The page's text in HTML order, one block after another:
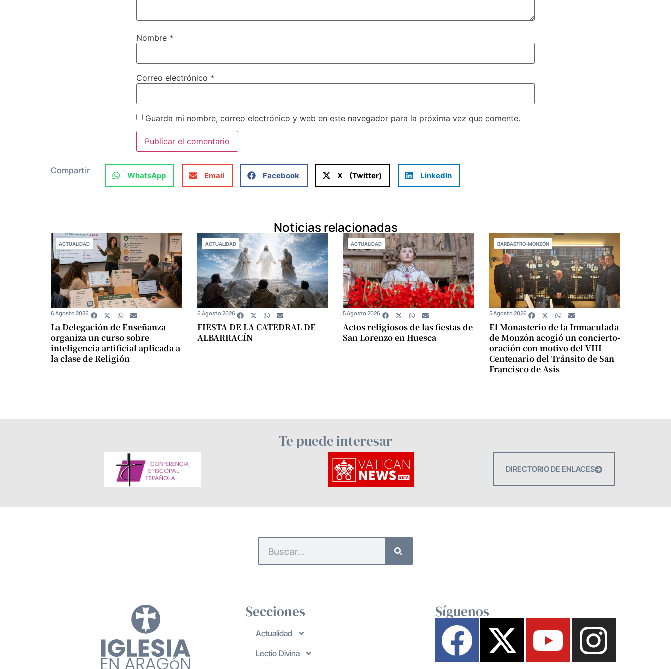
Nombre *
Correo electrónico *
Guarda mi nombre, correo electrónico y web en este navegador para la próxima vez que comente.
Compartir WhatsApp Email Facebook X (Twitter) LinkedIn
Noticias relacionadas
ACTUALIDAD
La Delegación de Enseñanza
organiza un curso sobre
inteligencia artificial aplicada a
la clase de Religión
6 Agosto 2026
ACTUALIDAD
FIESTA DE LA CATEDRAL DE
ALBARRACÍN
6 Agosto 2026
ACTUALIDAD
Actos religiosos de las fiestas de
San Lorenzo en Huesca
5 Agosto 2026
BARBASTRO-MONZÓN
El Monasterio de la Inmaculada
de Monzón acogió un concierto-
oración con motivo del VIII
Centenario del Tránsito de San
Francisco de Asís
5 Agosto 2026
Te puede interesar
DIRECTORIO DE ENLACES
Secciones
Actualidad
Lectio Divina
Síguenos